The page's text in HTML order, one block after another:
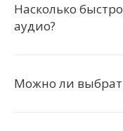
Насколько
аудио?
Можно ли